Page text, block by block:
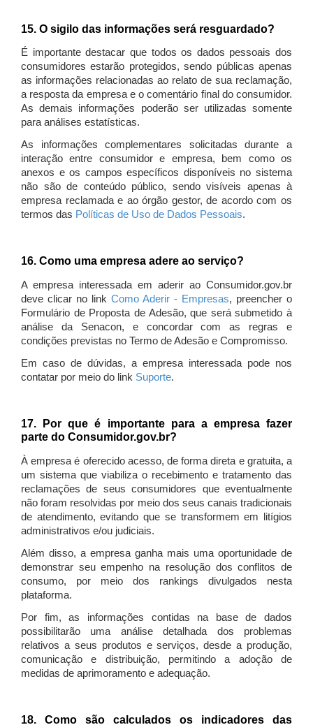
15. O sigilo das informações será resguardado?
É importante destacar que todos os dados pessoais dos
consumidores estarão protegidos, sendo públicas apenas
as informações relacionadas ao relato de sua reclamação,
a resposta da empresa e o comentário final do consumidor.
As demais informações poderão ser utilizadas somente
para análises estatísticas.
As informações complementares solicitadas durante a
interação entre consumidor e empresa, bem como os
anexos e os campos específicos disponíveis no sistema
não são de conteúdo público, sendo visíveis apenas à
empresa reclamada e ao órgão gestor, de acordo com os
termos das Políticas de Uso de Dados Pessoais.
16. Como uma empresa adere ao serviço?
A empresa interessada em aderir ao Consumidor.gov.br
deve clicar no link Como Aderir - Empresas, preencher o
Formulário de Proposta de Adesão, que será submetido à
análise da Senacon, e concordar com as regras e
condições previstas no Termo de Adesão e Compromisso.
Em caso de dúvidas, a empresa interessada pode nos
contatar por meio do link Suporte.
17. Por que é importante para a empresa fazer
parte do Consumidor.gov.br?
À empresa é oferecido acesso, de forma direta e gratuita, a
um sistema que viabiliza o recebimento e tratamento das
reclamações de seus consumidores que eventualmente
não foram resolvidas por meio dos seus canais tradicionais
de atendimento, evitando que se transformem em litígios
administrativos e/ou judiciais.
Além disso, a empresa ganha mais uma oportunidade de
demonstrar seu empenho na resolução dos conflitos de
consumo, por meio dos rankings divulgados nesta
plataforma.
Por fim, as informações contidas na base de dados
possibilitarão uma análise detalhada dos problemas
relativos a seus produtos e serviços, desde a produção,
comunicação e distribuição, permitindo a adoção de
medidas de aprimoramento e adequação.
18. Como são calculados os indicadores das